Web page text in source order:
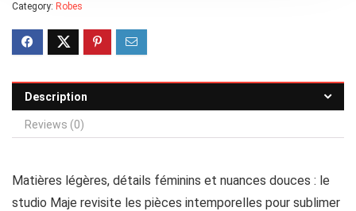
Category: Robes
Description
Reviews (0)
Matières légères, détails féminins et nuances douces : le
studio Maje revisite les pièces intemporelles pour sublimer